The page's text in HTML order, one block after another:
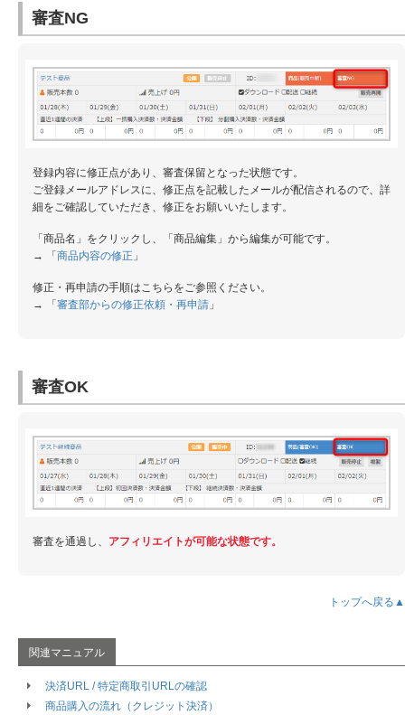
審査NG
登録内容に修正点があり、審査保留となった状態です。
ご登録メールアドレスに、修正点を記載したメールが配信されるので、詳
細をご確認していただき、修正をお願いいたします。
「商品名」をクリックし、「商品編集」から編集が可能です。
→ 「商品内容の修正 」
修正・再申請の手順はこちらをご参照ください。
→ 「審査部からの修正依頼・再申請 」
審査OK
審査を通過し、 アフィリエイトが可能な状態です。
トップへ戻る▲
決済URL / 特定商取引URLの確認
商品購入の流れ（クレジット決済）